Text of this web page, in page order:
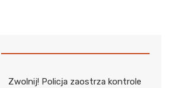
Zwolnij! Policja zaostrza kontrole